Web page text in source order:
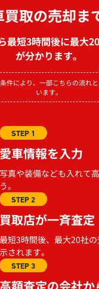
買取の売却ま
最短3時間後に最大
が分かります。
件により、一部こちらの流れ
います。
STEP 1
愛車情報を入力
写真や装備なども入れて
う。
STEP 2
買取店が一斉査定
最短3時間後、最大20社
示されます。
STEP 3